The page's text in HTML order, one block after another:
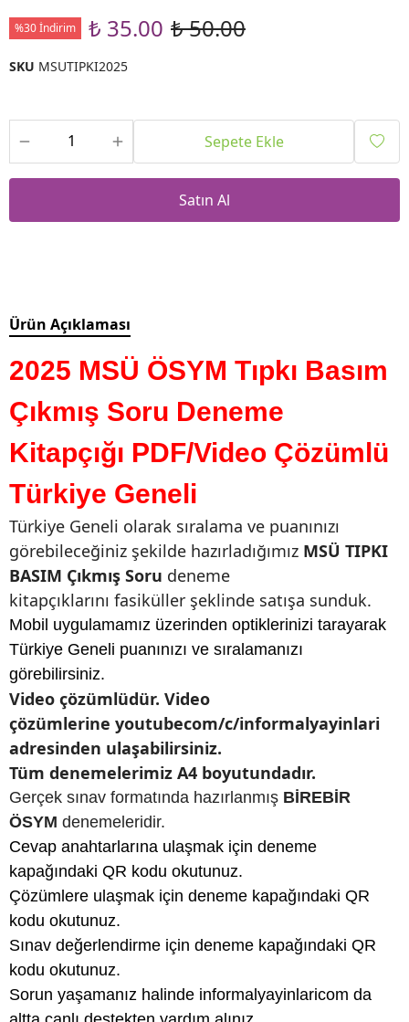
%30 İndirim ₺ 35.00 ₺ 50.00
SKU MSUTIPKI2025
Sepete Ekle
Satın Al
Ürün Açıklaması
2025 MSÜ ÖSYM Tıpkı Basım
Çıkmış Soru Deneme
Kitapçığı PDF/Video Çözümlü
Türkiye Geneli
Türkiye Geneli olarak sıralama ve puanınızı
görebileceğiniz şekilde hazırladığımız MSÜ TIPKI
BASIM Çıkmış Soru deneme
kitapçıklarını fasiküller şeklinde satışa sunduk.
Mobil uygulamamız üzerinden optiklerinizi tarayarak
Türkiye Geneli puanınızı ve sıralamanızı
görebilirsiniz.
Video çözümlüdür. Video
çözümlerine youtubecom/c/informalyayinlari
adresinden ulaşabilirsiniz.
Tüm denemelerimiz A4 boyutundadır.
Gerçek sınav formatında hazırlanmış BİREBİR
ÖSYM denemeleridir.
Cevap anahtarlarına ulaşmak için deneme
kapağındaki QR kodu okutunuz.
Çözümlere ulaşmak için deneme kapağındaki QR
kodu okutunuz.
Sınav değerlendirme için deneme kapağındaki QR
kodu okutunuz.
Sorun yaşamanız halinde informalyayinlaricom da